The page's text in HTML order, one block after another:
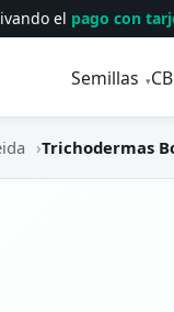
el pago con
Semillas ▾
›Trichodermas